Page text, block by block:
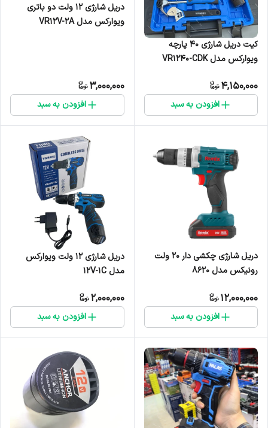
کیت دریل شارژی ۴۰ پارچه
ویوارکس مدل VR1240-CDK
4,150,000
افزودن به سبد
دریل شارژی ۱۲ ولت دو باتری
ویوارکس مدل VR۱۲V-۲A
3,000,000
افزودن به سبد
دریل شارژی چکشی دار ۲۰ ولت
رونیکس مدل ۸۶۲۰
12,000,000
افزودن به سبد
دریل شارژی ۱۲ ولت ویوارکس
مدل 12V-1C
2,000,000
افزودن به سبد